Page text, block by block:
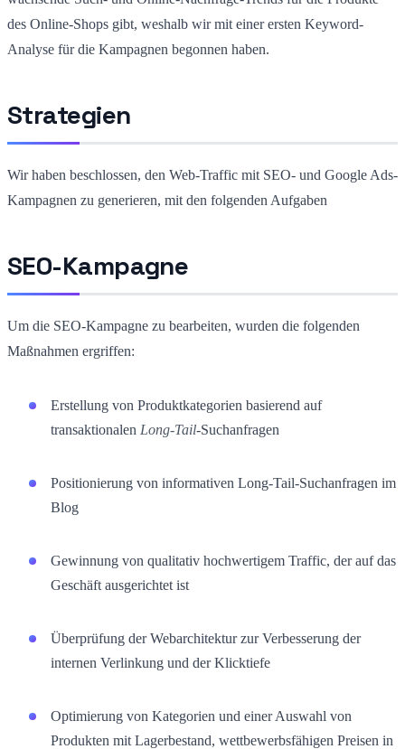
des Online-Shops gibt, weshalb wir mit einer ersten Keyword-
Analyse für die Kampagnen begonnen haben.
Strategien
Wir haben beschlossen, den Web-Traffic mit SEO- und Google Ads-
Kampagnen zu generieren, mit den folgenden Aufgaben
SEO-Kampagne
Um die SEO-Kampagne zu bearbeiten, wurden die folgenden
Maßnahmen ergriffen:
Erstellung von Produktkategorien basierend auf
transaktionalen Long-Tail-Suchanfragen
Positionierung von informativen Long-Tail-Suchanfragen im
Blog
Gewinnung von qualitativ hochwertigem Traffic, der auf das
Geschäft ausgerichtet ist
Überprüfung der Webarchitektur zur Verbesserung der
internen Verlinkung und der Klicktiefe
Optimierung von Kategorien und einer Auswahl von
Produkten mit Lagerbestand, wettbewerbsfähigen Preisen in